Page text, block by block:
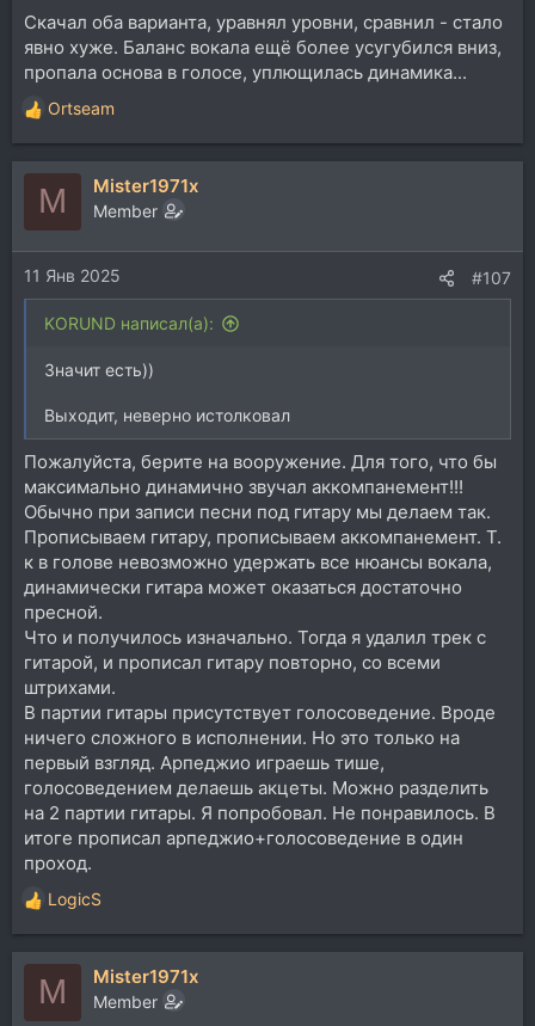
Скачал оба варианта, уравнял уровни, сравнил - стало
явно хуже. Баланс вокала ещё более усугубился вниз,
пропала основа в голосе, уплющилась динамика...
Р
е
а
и
и
:
Ortseam
M Mister1971x
Member
11 Янв 2025 #107
KORUND написал(а):
Значит есть))
Выходит, неверно истолковал
Пожалуйста, берите на вооружение. Для того, что бы
максимально динамично звучал аккомпанемент!!!
Обычно при записи песни под гитару мы делаем так.
Прописываем гитару, прописываем аккомпанемент. Т.
к в голове невозможно удержать все нюансы вокала,
динамически гитара может оказаться достаточно
пресной.
Что и получилось изначально. Тогда я удалил трек с
гитарой, и прописал гитару повторно, со всеми
штрихами.
В партии гитары присутствует голосоведение. Вроде
ничего сложного в исполнении. Но это только на
первый взгляд. Арпеджио играешь тише,
голосоведением делаешь акцеты. Можно разделить
на 2 партии гитары. Я попробовал. Не понравилось. В
итоге прописал арпеджио+голосоведение в один
проход.
Р
е
а
и
LogicS
M Mister1971x
Member